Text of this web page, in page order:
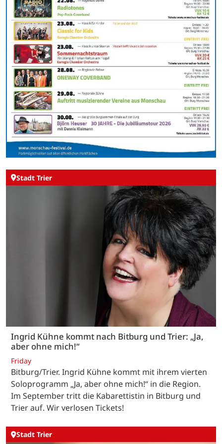
Stadt Trier
Ingrid Kühne kommt nach Bitburg und Trier: „Ja,
aber ohne mich!“
Friday
Bitburg/Trier. Ingrid Kühne kommt mit ihrem vierten
Soloprogramm „Ja, aber ohne mich!“ in die Region.
Im September tritt die Kabarettistin in Bitburg und
Trier auf. Wir verlosen Tickets!
Stadt Trier